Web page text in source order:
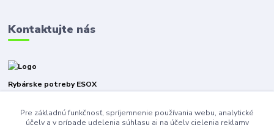
Kontaktujte nás
Rybárske potreby ESOX
+421940316471
Pre základnú funkčnosť, spríjemnenie používania webu, analytické
účely a v prípade udelenia súhlasu aj na účely cielenia reklamy